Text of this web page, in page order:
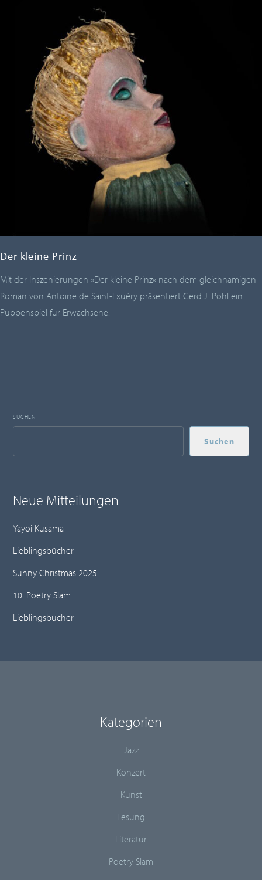
Der kleine Prinz
Mit der Inszenierungen »Der kleine Prinz« nach dem gleichnamigen
Roman von Antoine de Saint-Exuéry präsentiert Gerd J. Pohl ein
Puppenspiel für Erwachsene.
SUCHEN
Suchen
Neue Mitteilungen
Yayoi Kusama
Lieblingsbücher
Sunny Christmas 2025
10. Poetry Slam
Lieblingsbücher
Kategorien
Jazz
Konzert
Kunst
Lesung
Literatur
Poetry Slam